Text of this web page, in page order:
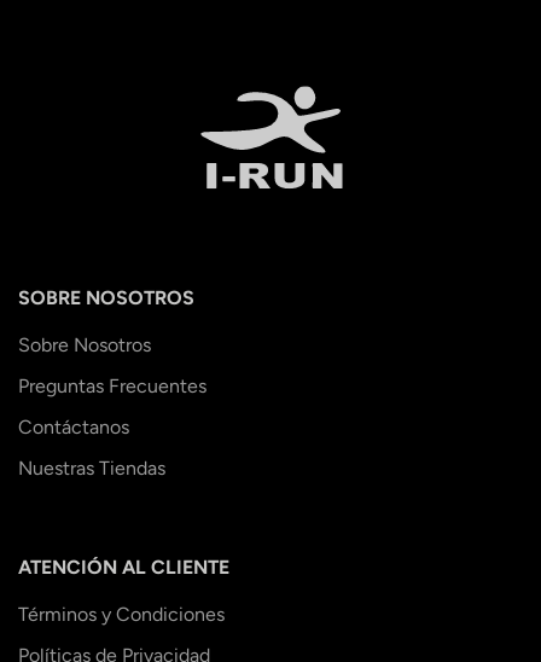
SOBRE NOSOTROS
Sobre Nosotros
Preguntas Frecuentes
Contáctanos
Nuestras Tiendas
ATENCIÓN AL CLIENTE
Términos y Condiciones
Políticas de Privacidad